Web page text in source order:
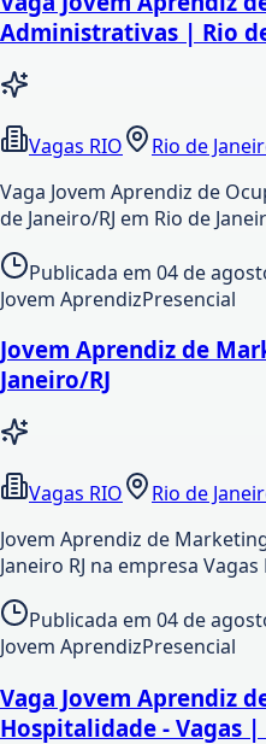
Administrativas | Rio
Vagas RIO
Rio de
Vaga Jovem Aprendiz de
de Janeiro/RJ em Rio de
Publicada em 04 de
Jovem AprendizPresencial
Jovem Aprendiz de
Janeiro/RJ
Vagas RIO
Rio de
Jovem Aprendiz de
Janeiro RJ na empresa Vagas
Publicada em 04 de
Jovem AprendizPresencial
Vaga Jovem Aprendiz
Hospitalidade - Vagas |